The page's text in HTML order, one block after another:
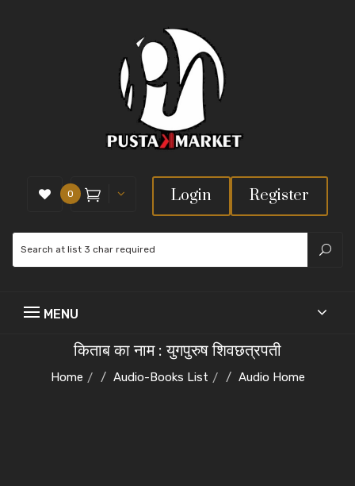
0 Login Register
किताब का नाम : युगपुरुष शिवछत्रपती
Home Audio-Books List Audio Home